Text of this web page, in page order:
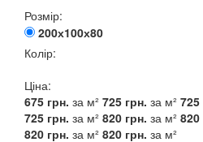
Розмір:
200х100х80
Колір:
Ціна:
675 грн. за м² 725 грн. за м² 725
725 грн. за м² 820 грн. за м² 820
820 грн. за м² 820 грн. за м²